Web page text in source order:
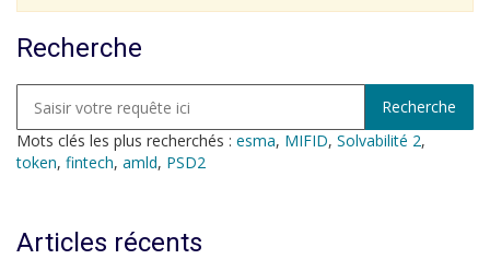
Recherche
Mots clés les plus recherchés : esma, MIFID, Solvabilité 2,
token, fintech, amld, PSD2
Articles récents